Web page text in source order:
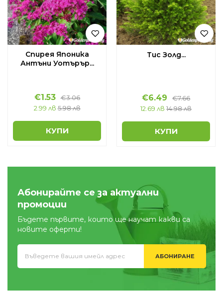
Спирея Японика
Антъни Уотърър...
€1.53 €3.06
2.99 лв 5.98 лв
КУПИ
Тис Золд...
€6.49 €7.66
12.69 лв 14.98 лв
КУПИ
Абонирайте се за актуални
промоции
Бъдете първите, които ще научат какви са
новите оферти!
АБОНИРАНЕ